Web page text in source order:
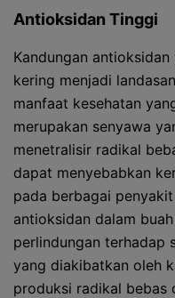
Antioksidan Tinggi
Kandungan
kering menjadi
manfaat kesehatan
merupakan senyawa
menetralisir radikal
dapat menyebabkan
pada berbagai
antioksidan dalam
perlindungan terhadap
yang diakibatkan oleh
produksi radikal bebas